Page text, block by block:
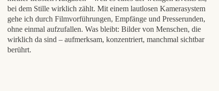
bei dem Stille wirklich zählt. Mit einem lautlosen Kamerasystem
gehe ich durch Filmvorführungen, Empfänge und Presserunden,
ohne einmal aufzufallen. Was bleibt: Bilder von Menschen, die
wirklich da sind – aufmerksam, konzentriert, manchmal sichtbar
berührt.